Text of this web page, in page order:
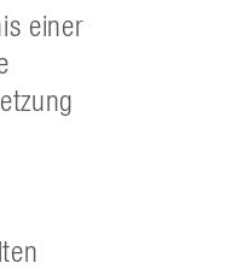
einer